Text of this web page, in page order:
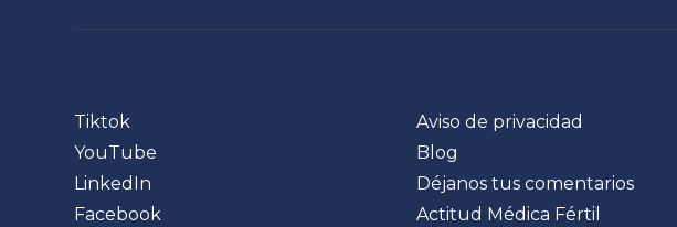
Tiktok
YouTube
LinkedIn
Facebook
Aviso de privacidad
Blog
Déjanos tus comentarios
Actitud Médica Fértil